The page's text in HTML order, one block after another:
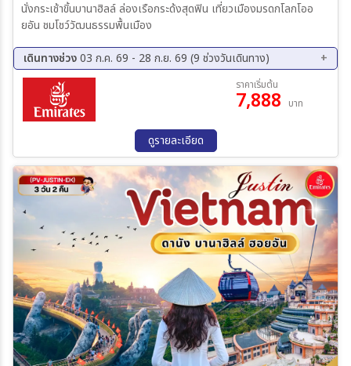
นั่งกระเช้าขิ้นบานาฮิลล์ ล่องเรือกระด้งสุดฟิน เที่ยวเมืองมรดกโลกโออ
ยอัน ชมโชว์วัฒนธรรมพื้นเมือง
เดินทางช่วง03 ก.ค. 69 - 28 ก.ย. 69 (9 ช่วงวันเดินทาง)
07 ส.ค. 69 - 10 ส.ค. 69
09 ส.ค. 69 - 12 ส.ค. 69
14 ส.ค. 69 - 17 ส.ค. 69
21 ส.ค. 69 - 24 ส.ค. 69
28 ส.ค. 69 - 31 ส.ค. 69
04 ก.ย. 69 - 07 ก.ย. 69
18 ก.ย. 69 - 21 ก.ย. 69
ราคาเริ่มต้น
7,888 บาท
ดูรายละเอียด